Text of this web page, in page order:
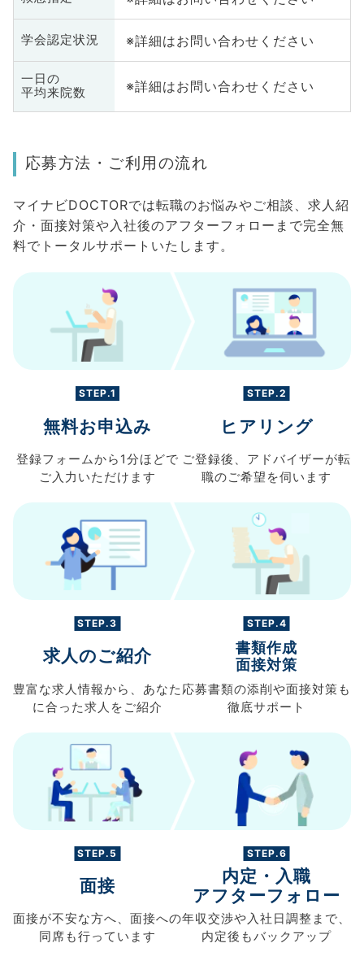
学会認定状況 ※詳細はお問い合わせください
一日の
平均来院数
※詳細はお問い合わせください
応募方法・ご利用の流れ
マイナビDOCTORでは転職のお悩みやご相談、求人紹
介・面接対策や入社後のアフターフォローまで完全無
料でトータルサポートいたします。
STEP.1
無料お申込み
登録フォームから 1分ほどで
ご入力 いただけます
STEP.2
ヒアリング
ご登録後、 アドバイザーが転
職のご希望を伺います
STEP.3
求人のご紹介
豊富な求人情報から、 あなた
に合った求人を ご紹介
STEP.4
書類作成
面接対策
応募書類の添削や面接対策も
徹底サポート
STEP.5
面接
面接が不安な方へ、 面接への
同席も行っています
STEP.6
内定・入職
アフターフォロー
年収交渉や入社日調整まで、
内定後もバックアップ